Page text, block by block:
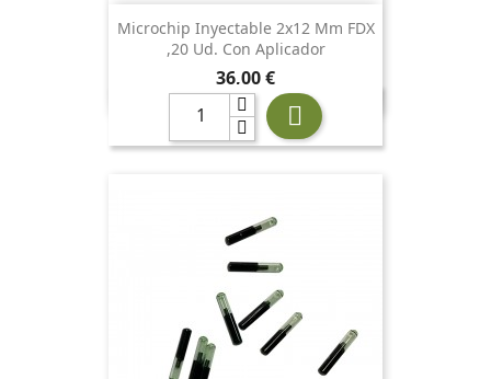
Microchip Inyectable 2x12 Mm FDX
,20 Ud. Con Aplicador
Precio
36,00 €
